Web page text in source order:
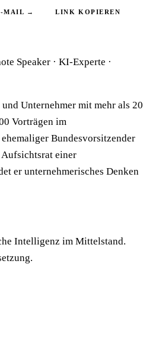
MAIL → LINK KOPIEREN
Speaker · KI-Experte ·
Unternehmer mit mehr als 20
Vorträgen im
Bundesvorsitzender
einer
er unternehmerisches Denken
Intelligenz im Mittelstand.